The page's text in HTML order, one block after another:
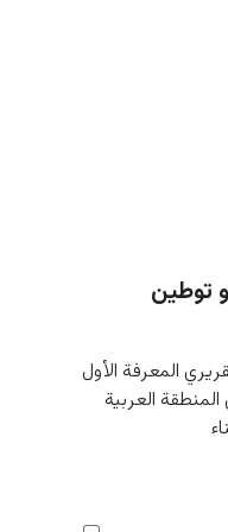
الشباب و توطين
المعرفة الأول
العربية